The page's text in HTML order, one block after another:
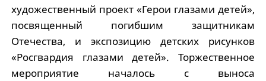
художественный проект «Герои глазами детей»,
посвященный погибшим защитникам
Отечества, и экспозицию детских рисунков
«Росгвардия глазами детей». Торжественное
мероприятие началось с выноса